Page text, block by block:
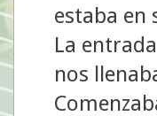
estaba en
La
nos